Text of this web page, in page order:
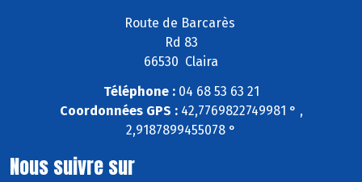
Route de Barcarès
Rd 83
66530 Claira
Téléphone :04 68 53 63 21
Coordonnées GPS :42,7769822749981 ° ,
2,9187899455078 °
Nous suivre sur